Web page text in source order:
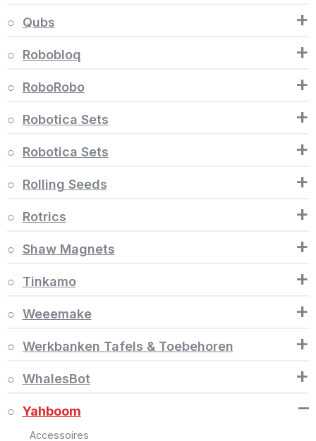
Qubs +
Robobloq +
RoboRobo +
Robotica Sets +
Robotica Sets +
Rolling Seeds +
Rotrics +
Shaw Magnets +
Tinkamo +
Weeemake +
Werkbanken Tafels & Toebehoren +
WhalesBot +
Yahboom –
Accessoires